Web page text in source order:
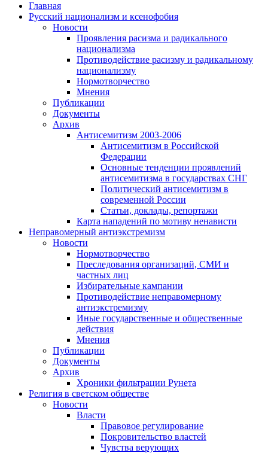
Главная
Русский национализм и ксенофобия
Новости
Проявления расизма и радикального
национализма
Противодействие расизму и радикальному
национализму
Нормотворчество
Мнения
Публикации
Документы
Архив
Антисемитизм 2003-2006
Антисемитизм в Российской
Федерации
Основные тенденции проявлений
антисемитизма в государствах СНГ
Политический антисемитизм в
современной России
Статьи, доклады, репортажи
Карта нападений по мотиву ненависти
Неправомерный антиэкстремизм
Новости
Нормотворчество
Преследования организаций, СМИ и
частных лиц
Избирательные кампании
Противодействие неправомерному
антиэкстремизму
Иные государственные и общественные
действия
Мнения
Публикации
Документы
Архив
Хроники фильтрации Рунета
Религия в светском обществе
Новости
Власти
Правовое регулирование
Покровительство властей
Чувства верующих